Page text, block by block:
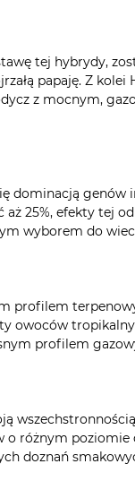
tej hybrydy,
papaję. Z
z mocnym,
dominacją genów
25%, efekty tej
wyborem do
profilem
profilem
różnym poziomie
doznań